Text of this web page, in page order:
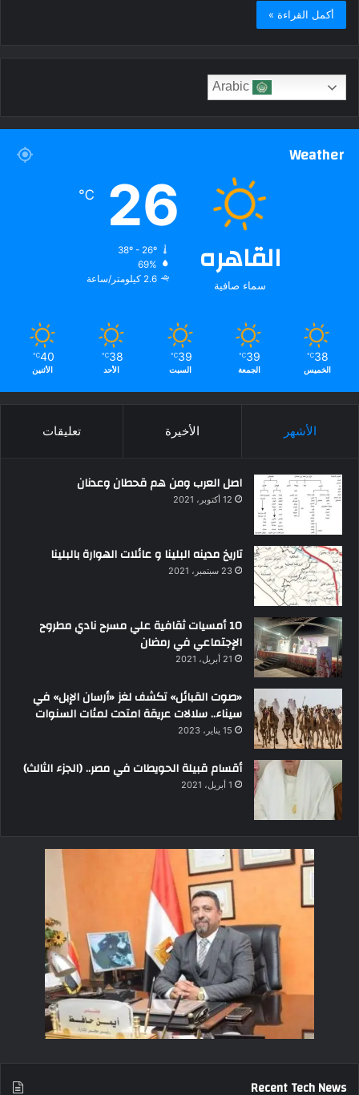
أكمل القراءة »
Weather
القاهره
سماء صافية
26
℃
38º - 26º
69%
2.6 كيلومتر/ساعة
38
℃
الخميس
39
℃
الجمعة
39
℃
السبت
38
℃
الأحد
40
℃
الأثنين
الأشهر الأخيرة تعليقات
اصل العرب ومن هم قحطان وعدنان
12 أكتوبر، 2021
تاريخ مدينه البلينا و عائلات الهوارة بالبلينا
23 سبتمبر، 2021
10 أمسيات ثقافية علي مسرح نادي مطروح
الإجتماعي في رمضان
21 أبريل، 2021
«صوت القبائل» تكشف لغز «أرسان الإبل» في
سيناء.. سلالات عريقة امتدت لمئات السنوات
15 يناير، 2023
أقسام قبيلة الحويطات في مصر.. (الجزء الثالث)
1 أبريل، 2021
Recent Tech News